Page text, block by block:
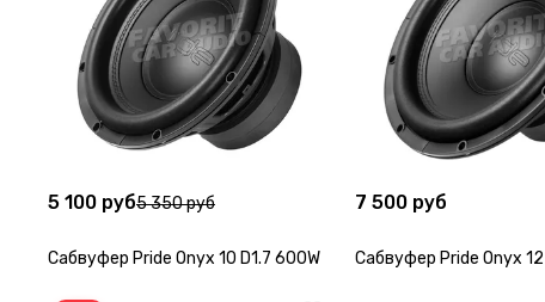
5 100 руб5 350 руб
Сабвуфер Pride Onyx 10 D1.7 600W
7 500 руб
Сабвуфер Pride Onyx 12